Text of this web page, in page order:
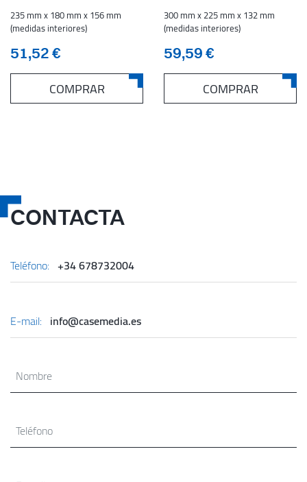
235 mm x 180 mm x 156 mm
(medidas interiores)
51,52 €
COMPRAR
300 mm x 225 mm x 132 mm
(medidas interiores)
59,59 €
COMPRAR
CONTACTA
Teléfono: +34 678732004
E-mail: info@casemedia.es